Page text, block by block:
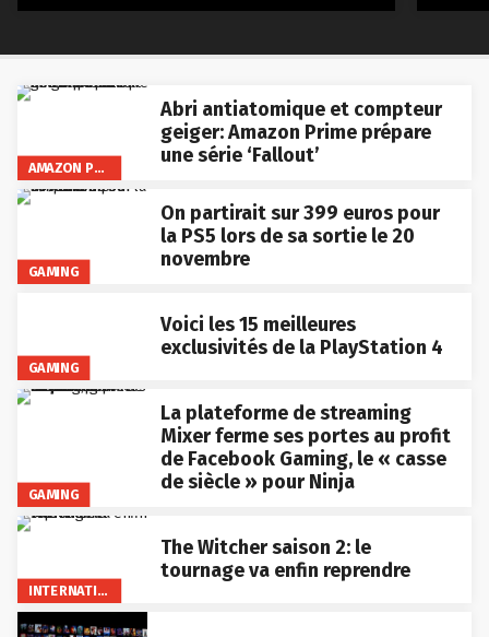
AMAZON PRIME VIDEO
Abri antiatomique et compteur
geiger: Amazon Prime prépare
une série ‘Fallout’
GAMING
On partirait sur 399 euros pour
la PS5 lors de sa sortie le 20
novembre
GAMING
Voici les 15 meilleures
exclusivités de la PlayStation 4
GAMING
La plateforme de streaming
Mixer ferme ses portes au profit
de Facebook Gaming, le « casse
de siècle » pour Ninja
INTERNATIONAL
The Witcher saison 2: le
tournage va enfin reprendre